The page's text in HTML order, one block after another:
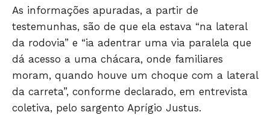
Só Notícias
As informações apuradas, a partir de
testemunhas, são de que ela estava “na lateral
da rodovia” e “ia adentrar uma via paralela que
dá acesso a uma chácara, onde familiares
moram, quando houve um choque com a lateral
da carreta”, conforme declarado, em entrevista
coletiva, pelo sargento Aprígio Justus.